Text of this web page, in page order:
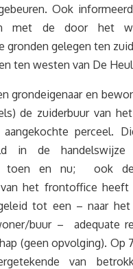
Ook
met de door het
gronden gelegen ten
ten westen van De
grondeigenaar en
de zuiderbuur van
aangekochte perceel.
in de
toen en nu; ook
van het frontoffice heeft
tot een – naar het
buur – adequate
(geen opvolging). Op
van